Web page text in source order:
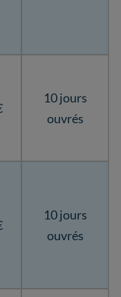
10 jours
ouvrés
10 jours
ouvrés